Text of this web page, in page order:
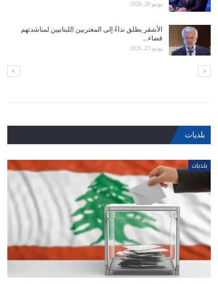
مايو 1, 2026
عبود: عودة الطيران إلى مطار بيروت تنطلق مجددًا وبعد
الطيران…
أبريل 16, 2026
بلديات
بلديات